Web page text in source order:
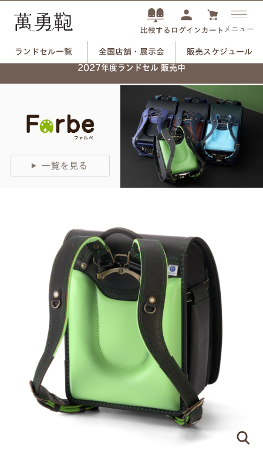
比較する ログイン カート メニュー
販売スケジュール
ランドセル一覧
全国店舗・展示会
2027年度ランドセル 販売中
つや消しブラック×ユリのモチーフ
ピンクゴールド×ハートのモチーフ
刻印する文字について
ネームプレートはご注文の際に刻印する文字をア
ルファベットでご指定ください。（スペースやドッ
トを含めて16文字まで）
書体は下記の明朝体と筆記体の2種類からお選び